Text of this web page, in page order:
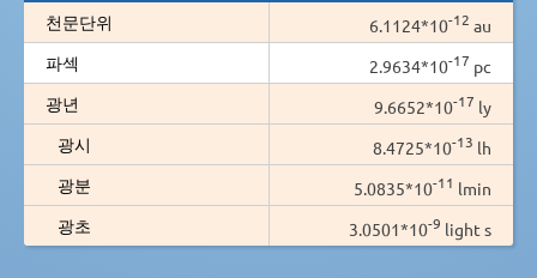
천문단위 6.1124*10-12 au
파섹
2.9634*10-17 pc
광년
9.6652*10-17 ly
광시
8.4725*10-13 lh
광분
5.0835*10-11 lmin
광초
3.0501*10-9 light s